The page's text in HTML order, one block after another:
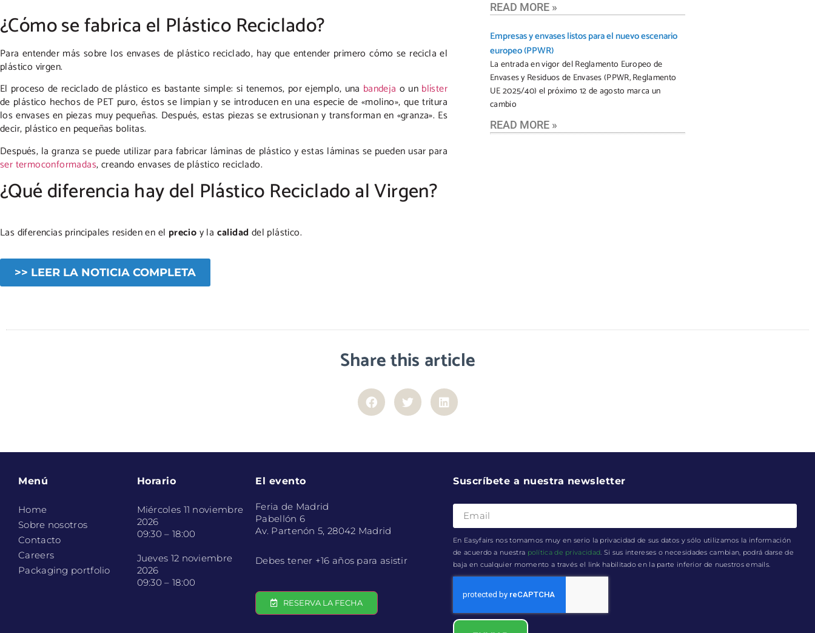
¿Cómo se fabrica el Plástico Reciclado?
Para entender más sobre los envases de plástico reciclado, hay que entender primero cómo se recicla el
plástico virgen.
El proceso de reciclado de plástico es bastante simple: si tenemos, por ejemplo, una bandeja o un blíster
de plástico hechos de PET puro, éstos se limpian y se introducen en una especie de «molino», que tritura
los envases en piezas muy pequeñas. Después, estas piezas se extrusionan y transforman en «granza». Es
decir, plástico en pequeñas bolitas.
Después, la granza se puede utilizar para fabricar láminas de plástico y estas láminas se pueden usar para
ser termoconformadas, creando envases de plástico reciclado.
¿Qué diferencia hay del Plástico Reciclado al Virgen?
Las diferencias principales residen en el precioy la calidaddel plástico.
>> LEER LA NOTICIA COMPLETA
READ MORE »
Empresas y envases listos para el nuevo escenario
europeo (PPWR)
La entrada en vigor del Reglamento Europeo de
Envases y Residuos de Envases (PPWR, Reglamento
UE 2025/40) el próximo 12 de agosto marca un
cambio
READ MORE »
Share this article
Menú
Home
Sobre nosotros
Contacto
Careers
Packaging portfolio
Horario
Miércoles 11 noviembre
2026
09:30 – 18:00
Jueves 12 noviembre
2026
09:30 – 18:00
El evento
Feria de Madrid
Pabellón 6
Av. Partenón 5, 28042 Madrid
Debes tener +16 años para asistir
RESERVA LA FECHA
Suscríbete a nuestra newsletter
En Easyfairs nos tomamos muy en serio la privacidad de sus datos y sólo utilizamos la información
de acuerdo a nuestra política de privacidad. Si sus intereses o necesidades cambian, podrá darse de
baja en cualquier momento a través el link habilitado en la parte inferior de nuestros emails.